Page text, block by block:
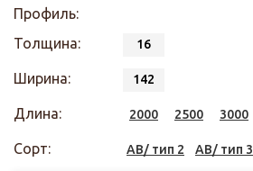
Профиль:
Толщина:
16
Ширина: 142
Длина: 2000 2500 3000
Сорт: АВ/ тип 2 АВ/ тип 3